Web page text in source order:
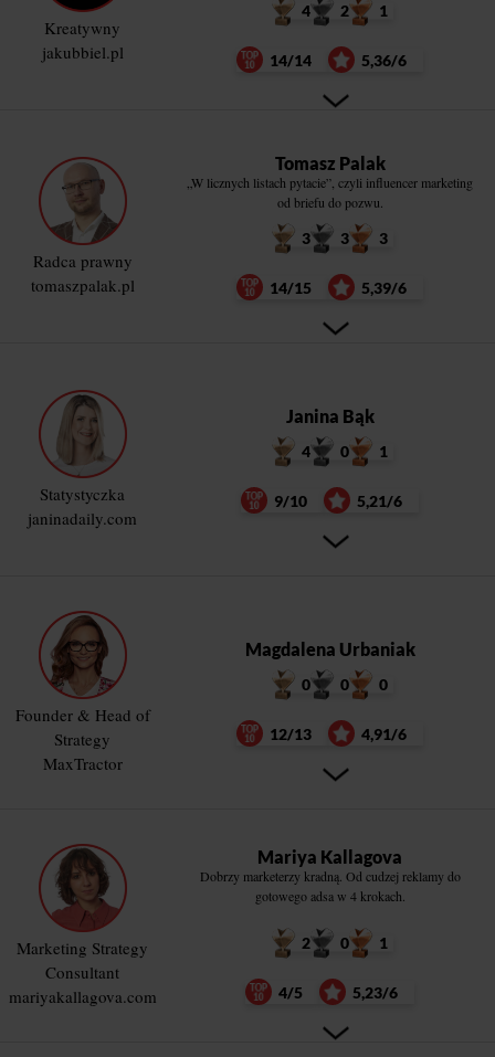
Kreatywny
jakubbiel.pl
4 2 1
14/14 5,36/6
Radca prawny
tomaszpalak.pl
Tomasz Palak
„W licznych listach pytacie”, czyli influencer marketing
od briefu do pozwu.
3 3 3
14/15 5,39/6
Statystyczka
janinadaily.com
Janina Bąk
4 0 1
9/10 5,21/6
Founder & Head of
Strategy
MaxTractor
Magdalena Urbaniak
0 0 0
12/13 4,91/6
Marketing Strategy
Consultant
mariyakallagova.com
Mariya Kallagova
Dobrzy marketerzy kradną. Od cudzej reklamy do
gotowego adsa w 4 krokach.
2 0 1
4/5 5,23/6